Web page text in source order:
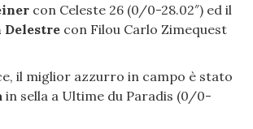
con Celeste 26 (0/0-28.02″) ed il
Delestre con Filou Carlo Zimequest
il miglior azzurro in campo è stato
in sella a Ultime du Paradis (0/0-